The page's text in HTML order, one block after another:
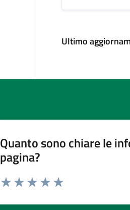
Ultimo
Quanto sono chiare le
pagina?